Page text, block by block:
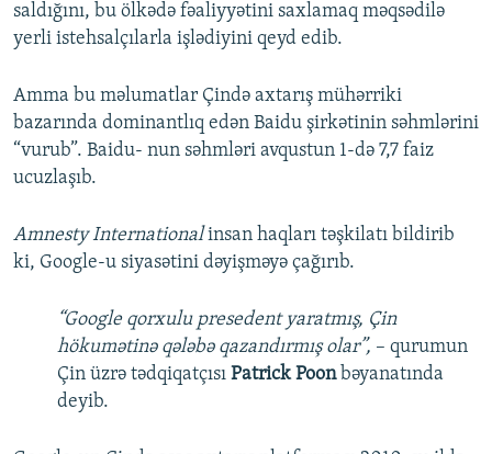
saldığını, bu ölkədə fəaliyyətini saxlamaq məqsədilə
yerli istehsalçılarla işlədiyini qeyd edib.
Amma bu məlumatlar Çində axtarış mühərriki
bazarında dominantlıq edən Baidu şirkətinin səhmlərini
“vurub”. Baidu- nun səhmləri avqustun 1-də 7,7 faiz
ucuzlaşıb.
Amnesty Internationalinsan haqları təşkilatı bildirib
ki, Google-u siyasətini dəyişməyə çağırıb.
“Google qorxulu presedent yaratmış, Çin
hökumətinə qələbə qazandırmış olar”, – qurumun
Çin üzrə tədqiqatçısı Patrick Poon bəyanatında
deyib.